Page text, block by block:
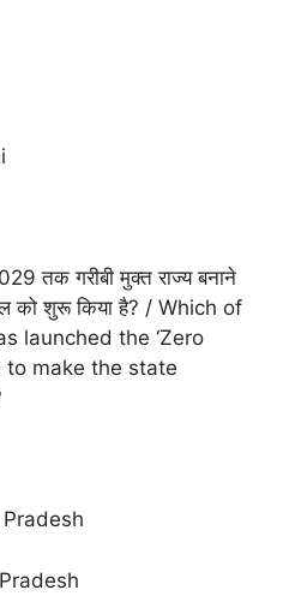
तक गरीबी मुक्त राज्य बनाने
को शुरू किया है? / Which of
launched the ‘Zero
to make the state